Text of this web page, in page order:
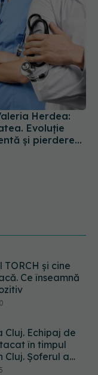
Evoluție
și pierdere
TORCH și cine
Ce înseamnă
Cluj. Echipaj de
în timpul
Cluj. Șoferul a